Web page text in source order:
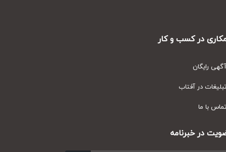
در کسب و کار
رایگان
در آفتاب
با ما
در خبرنامه